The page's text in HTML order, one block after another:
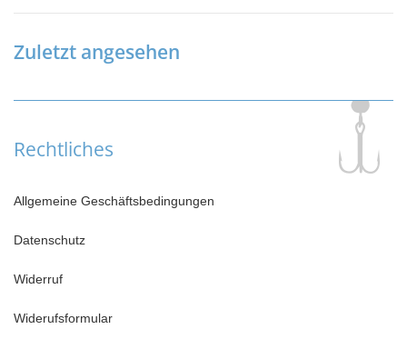
Zuletzt angesehen
Rechtliches
Allgemeine Geschäftsbedingungen
Datenschutz
Widerruf
Widerufsformular